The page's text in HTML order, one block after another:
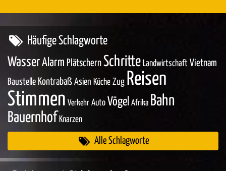
Häufige Schlagworte
WasserAlarm Plätschern Schritte Landwirtschaft Vietnam
Baustelle Kontrabaß Asien Küche Zug Reisen
Stimmen Verkehr Auto Vögel Afrika Bahn
Bauernhof Knarzen
Alle Schlagworte